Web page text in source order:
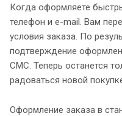
Когда оформляете
телефон и e-mail. Вам
условия заказа. По
подтверждение
СМС. Теперь останется
радоваться новой
Оформление заказа в